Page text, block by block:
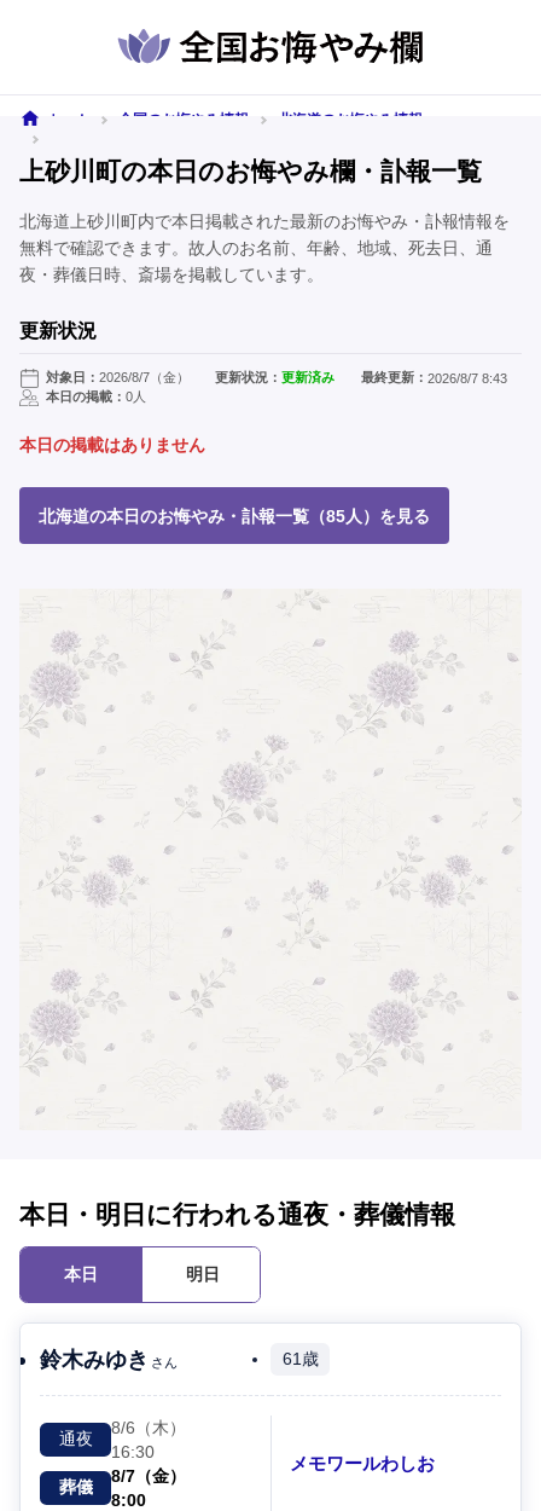
ホーム 全国のお悔やみ情報
北海道のお悔やみ情報
上砂川町の本日のお悔やみ欄・訃報一覧
北海道上砂川町内で本日掲載された最新のお悔やみ・訃報情報を
無料で確認できます。故人のお名前、年齢、地域、死去日、通
夜・葬儀日時、斎場を掲載しています。
更新状況
対象日： 2026/8/7（金） 更新状況：更新済み 最終更新： 2026/8/7 8:43
本日の掲載： 0人
本日の掲載はありません
北海道の本日のお悔やみ・訃報一覧（85人）を見る
本日・明日に行われる通夜・葬儀情報
本日 明日
鈴木みゆき さん 61歳
通夜
8/6（木）
16:30
葬儀
8/7（金）
8:00
メモワールわしお